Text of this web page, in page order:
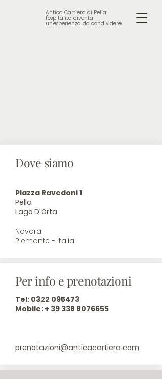
Antica Cartiera di Pella:
l'ospitalità diventa
un'esperienza da condividere
Dove siamo
Piazza Ravedoni 1
Pella
Lago D'Orta
​Novara
Piemonte - Italia
Per info e prenotazioni
Tel: 0322 095473
Mobile: + 39 338 8076655
prenotazioni@anticacartiera.com